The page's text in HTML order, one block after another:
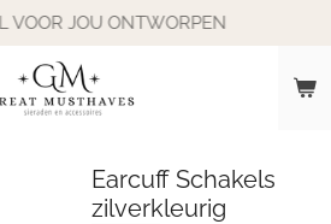
VOOR JOU ONTWORPEN
Earcuff Schakels
zilverkleurig